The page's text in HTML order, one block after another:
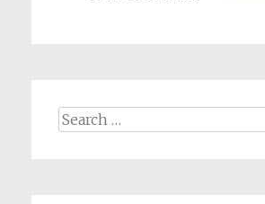
Search